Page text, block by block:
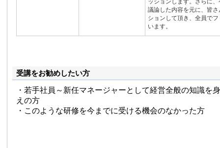
ッションします。さらに
議論した内容を元に、皆
ションして頂き、全員で
います。
受講をお勧めしたい方
・若手社員～新任マネージャーとして経営全般の知識を
えの方
・このような研修を今までに受ける機会のなかった方